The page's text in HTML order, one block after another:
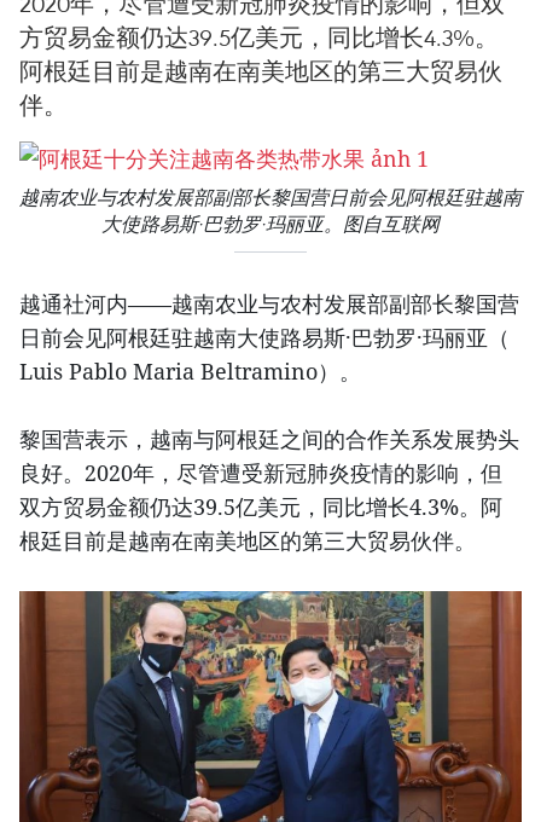
方贸易金额仍达39.5亿美元，同比增长4.3%。
阿根廷目前是越南在南美地区的第三大贸易伙
伴。
越南农业与农村发展部副部长黎国营日前会见阿根廷驻越南
大使路易斯·巴勃罗·玛丽亚。图自互联网
越通社河内——越南农业与农村发展部副部长黎国营
日前会见阿根廷驻越南大使路易斯·巴勃罗·玛丽亚（
Luis Pablo Maria Beltramino）。
黎国营表示，越南与阿根廷之间的合作关系发展势头
良好。2020年，尽管遭受新冠肺炎疫情的影响，但
双方贸易金额仍达39.5亿美元，同比增长4.3%。阿
根廷目前是越南在南美地区的第三大贸易伙伴。